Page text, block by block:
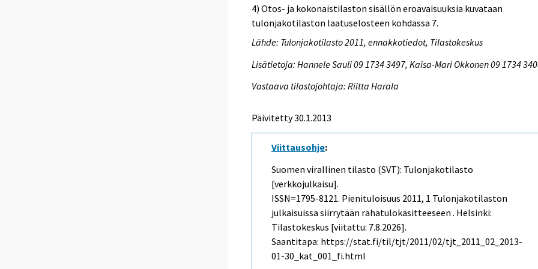
4) Otos- ja kokonaistilaston sisällön eroavaisuuksia kuvataan
tulonjakotilaston laatuselosteen kohdassa 7.
Lähde: Tulonjakotilasto 2011, ennakkotiedot, Tilastokeskus
Lisätietoja: Hannele Sauli 09 1734 3497, Kaisa-Mari Okkonen 09 1734
Vastaava tilastojohtaja: Riitta Harala
Päivitetty 30.1.2013
Viittausohje:
Suomen virallinen tilasto (SVT): Tulonjakotilasto
[verkkojulkaisu].
ISSN=1795-8121. Pienituloisuus 2011, 1 Tulonjakotilaston
julkaisuissa siirrytään rahatulokäsitteeseen . Helsinki:
Tilastokeskus [viitattu: 7.8.2026].
Saantitapa: https://stat.fi/til/tjt/2011/02/tjt_2011_02_2013-
01-30_kat_001_fi.html